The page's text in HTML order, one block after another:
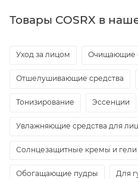
Товары COSRX в
Уход за лицом Очищающие
Отшелушивающие средства
Тонизирование Эссенции
Увлажняющие средства для
Солнцезащитные кремы и гели
Обогащающие пудры Для